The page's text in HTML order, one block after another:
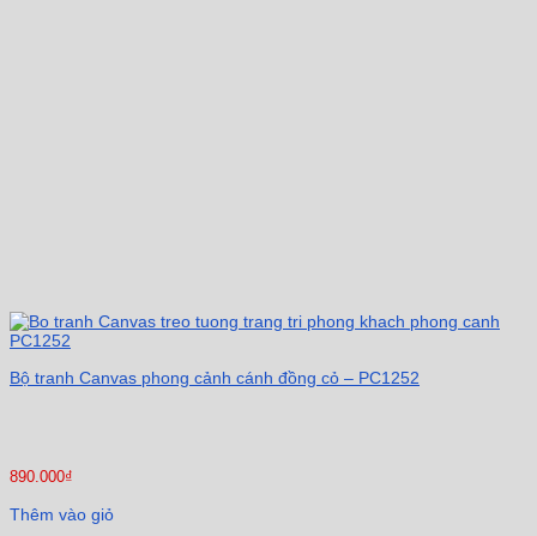
Bộ tranh Canvas phong cảnh cánh đồng cỏ – PC1252
890.000₫
Thêm vào giỏ